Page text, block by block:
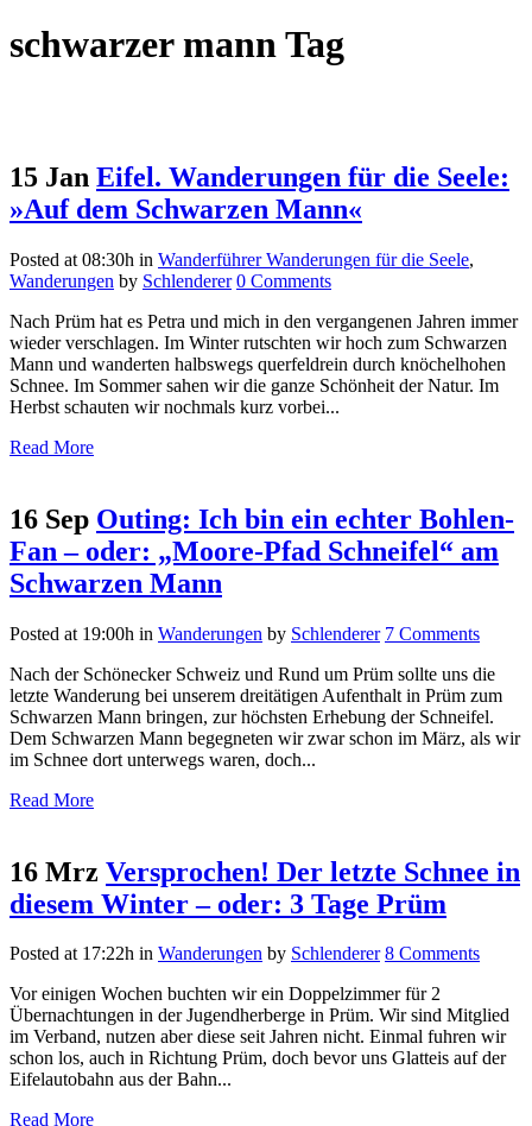
schwarzer mann Tag
15 Jan Eifel. Wanderungen für die Seele:
»Auf dem Schwarzen Mann«
Posted at 08:30h in Wanderführer Wanderungen für die Seele,
Wanderungen by Schlenderer 0 Comments
Nach Prüm hat es Petra und mich in den vergangenen Jahren immer
wieder verschlagen. Im Winter rutschten wir hoch zum Schwarzen
Mann und wanderten halbswegs querfeldrein durch knöchelhohen
Schnee. Im Sommer sahen wir die ganze Schönheit der Natur. Im
Herbst schauten wir nochmals kurz vorbei...
Read More
16 Sep Outing: Ich bin ein echter Bohlen-
Fan – oder: „Moore-Pfad Schneifel“ am
Schwarzen Mann
Posted at 19:00h in Wanderungen by Schlenderer 7 Comments
Nach der Schönecker Schweiz und Rund um Prüm sollte uns die
letzte Wanderung bei unserem dreitätigen Aufenthalt in Prüm zum
Schwarzen Mann bringen, zur höchsten Erhebung der Schneifel.
Dem Schwarzen Mann begegneten wir zwar schon im März, als wir
im Schnee dort unterwegs waren, doch...
Read More
16 Mrz Versprochen! Der letzte Schnee in
diesem Winter – oder: 3 Tage Prüm
Posted at 17:22h in Wanderungen by Schlenderer 8 Comments
Vor einigen Wochen buchten wir ein Doppelzimmer für 2
Übernachtungen in der Jugendherberge in Prüm. Wir sind Mitglied
im Verband, nutzen aber diese seit Jahren nicht. Einmal fuhren wir
schon los, auch in Richtung Prüm, doch bevor uns Glatteis auf der
Eifelautobahn aus der Bahn...
Read More